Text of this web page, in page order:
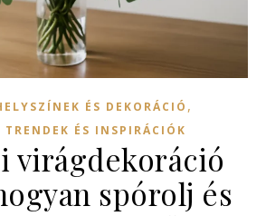
ÉS DEKORÁCIÓ ,
TRENDEK ÉS INSPIRÁCIÓK
virágdekoráció
spórolj és